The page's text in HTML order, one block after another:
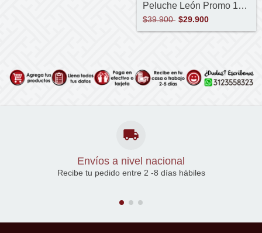
Peluche León Promo 10 -Soy del León
$39.900 $29.900
Envíos a nivel nacional
Recibe tu pedido entre 2 -8 días hábiles